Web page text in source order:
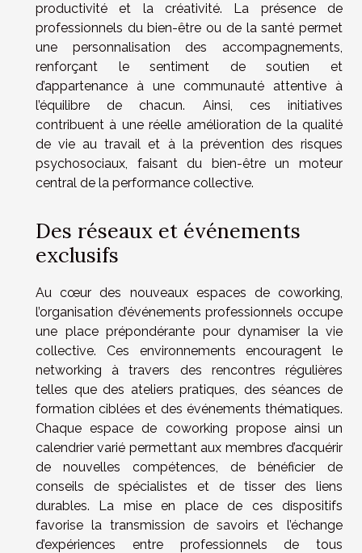
productivité et la créativité. La présence de
professionnels du bien-être ou de la santé permet
une personnalisation des accompagnements,
renforçant le sentiment de soutien et
d’appartenance à une communauté attentive à
l’équilibre de chacun. Ainsi, ces initiatives
contribuent à une réelle amélioration de la qualité
de vie au travail et à la prévention des risques
psychosociaux, faisant du bien-être un moteur
central de la performance collective.
Des réseaux et événements
exclusifs
Au cœur des nouveaux espaces de coworking,
l’organisation d’événements professionnels occupe
une place prépondérante pour dynamiser la vie
collective. Ces environnements encouragent le
networking à travers des rencontres régulières
telles que des ateliers pratiques, des séances de
formation ciblées et des événements thématiques.
Chaque espace de coworking propose ainsi un
calendrier varié permettant aux membres d’acquérir
de nouvelles compétences, de bénéficier de
conseils de spécialistes et de tisser des liens
durables. La mise en place de ces dispositifs
favorise la transmission de savoirs et l’échange
d’expériences entre professionnels de tous